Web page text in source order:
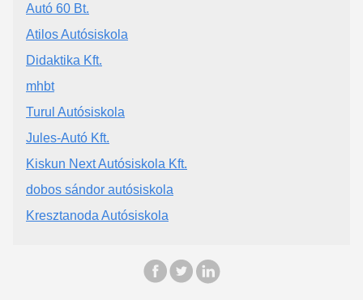
Autó 60 Bt.
Atilos Autósiskola
Didaktika Kft.
mhbt
Turul Autósiskola
Jules-Autó Kft.
Kiskun Next Autósiskola Kft.
dobos sándor autósiskola
Kresztanoda Autósiskola